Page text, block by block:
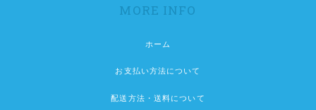
MORE INFO
ホーム
お支払い方法について
配送方法・送料について